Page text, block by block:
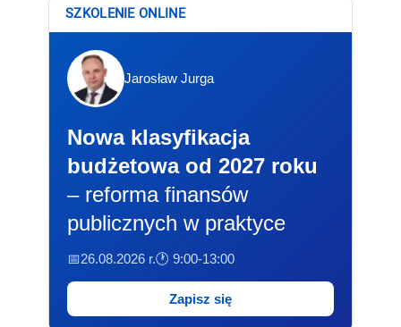
SZKOLENIE ONLINE
Jarosław Jurga
Nowa klasyfikacja
budżetowa od 2027 roku
– reforma finansów
publicznych w praktyce
📅26.08.2026 r.🕐 9:00-13:00
Zapisz się